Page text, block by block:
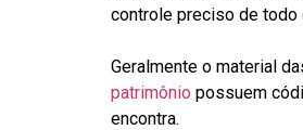
controle preciso de todo
Geralmente o material
patrimônio possuem
encontra.